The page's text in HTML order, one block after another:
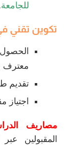
للجامعة
تكوين تقني
معترف
تقديم
اجتياز
مصاريف